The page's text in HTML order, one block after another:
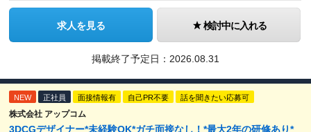
求人を見る 検討中に入れる
掲載終了予定日： 2026.08.31
NEW 正社員 面接情報有 自己PR不要 話を聞きたい応募可
株式会社 アップコム
3DCGデザイナー*未経験OK*ガチ面接なし！*最大2年の研修あり*